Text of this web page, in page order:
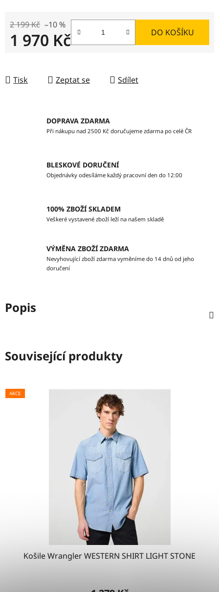
2 199 Kč –10 %
1 970 Kč DO KOŠÍKU
Tisk Zeptat se Sdílet
DOPRAVA ZDARMA
Při nákupu nad 2500 Kč doručujeme zdarma po celé ČR
BLESKOVÉ DORUČENÍ
Objednávky odesíláme každý pracovní den do 12:00
100% ZBOŽÍ SKLADEM
Veškeré vystavené zboží leží na našem skladě
VÝMĚNA ZBOŽÍ ZDARMA
Nevyhovující zboží zdarma vyměníme do 14 dnů od jeho
doručení
Popis
Související produkty
AKCE
Košile Wrangler WESTERN SHIRT LIGHT STONE